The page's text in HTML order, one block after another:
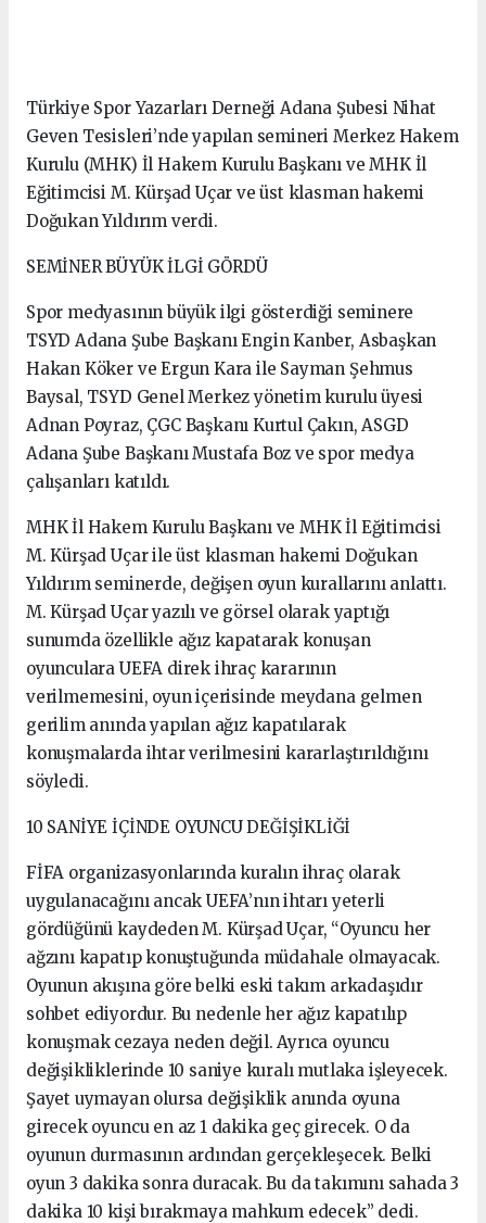
Türkiye Spor Yazarları Derneği Adana Şubesi Nihat
Geven Tesisleri’nde yapılan semineri Merkez Hakem
Kurulu (MHK) İl Hakem Kurulu Başkanı ve MHK İl
Eğitimcisi M. Kürşad Uçar ve üst klasman hakemi
Doğukan Yıldırım verdi.
SEMİNER BÜYÜK İLGİ GÖRDÜ
Spor medyasının büyük ilgi gösterdiği seminere
TSYD Adana Şube Başkanı Engin Kanber, Asbaşkan
Hakan Köker ve Ergun Kara ile Sayman Şehmus
Baysal, TSYD Genel Merkez yönetim kurulu üyesi
Adnan Poyraz, ÇGC Başkanı Kurtul Çakın, ASGD
Adana Şube Başkanı Mustafa Boz ve spor medya
çalışanları katıldı.
MHK İl Hakem Kurulu Başkanı ve MHK İl Eğitimcisi
M. Kürşad Uçar ile üst klasman hakemi Doğukan
Yıldırım seminerde, değişen oyun kurallarını anlattı.
M. Kürşad Uçar yazılı ve görsel olarak yaptığı
sunumda özellikle ağız kapatarak konuşan
oyunculara UEFA direk ihraç kararının
verilmemesini, oyun içerisinde meydana gelmen
gerilim anında yapılan ağız kapatılarak
konuşmalarda ihtar verilmesini kararlaştırıldığını
söyledi.
10 SANİYE İÇİNDE OYUNCU DEĞİŞİKLİĞİ
FİFA organizasyonlarında kuralın ihraç olarak
uygulanacağını ancak UEFA’nın ihtarı yeterli
gördüğünü kaydeden M. Kürşad Uçar, “Oyuncu her
ağzını kapatıp konuştuğunda müdahale olmayacak.
Oyunun akışına göre belki eski takım arkadaşıdır
sohbet ediyordur. Bu nedenle her ağız kapatılıp
konuşmak cezaya neden değil. Ayrıca oyuncu
değişikliklerinde 10 saniye kuralı mutlaka işleyecek.
Şayet uymayan olursa değişiklik anında oyuna
girecek oyuncu en az 1 dakika geç girecek. O da
oyunun durmasının ardından gerçekleşecek. Belki
oyun 3 dakika sonra duracak. Bu da takımını sahada 3
dakika 10 kişi bırakmaya mahkum edecek” dedi.